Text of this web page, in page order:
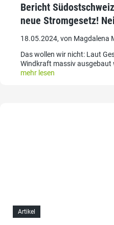
Bericht
neue Stromgesetz!
18.05.2024, von Magdalena
Das wollen wir nicht: Laut
Windkraft massiv ausgebaut
mehr lesen
Artikel